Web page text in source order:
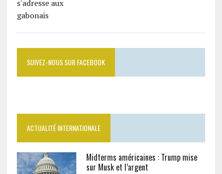
SUIVEZ-NOUS SUR FACEBOOK
ACTUALITÉ INTERNATIONALE
Midterms américaines : Trump mise
sur Musk et l’argent